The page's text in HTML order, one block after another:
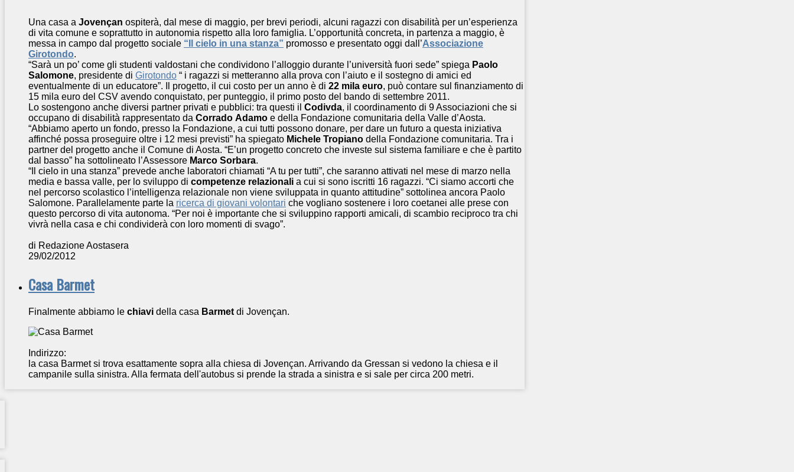
Una casa a Jovençan ospiterà, dal mese di maggio, per brevi periodi, alcuni ragazzi con disabilità per un’esperienza
di vita comune e soprattutto in autonomia rispetto alla loro famiglia. L’opportunità concreta, in partenza a maggio, è
messa in campo dal progetto sociale “Il cielo in una stanza” promosso e presentato oggi dall’Associazione
Girotondo.
“Sarà un po’ come gli studenti valdostani che condividono l’alloggio durante l’università fuori sede” spiega Paolo
Salomone, presidente di Girotondo “ i ragazzi si metteranno alla prova con l’aiuto e il sostegno di amici ed
eventualmente di un educatore”. Il progetto, il cui costo per un anno è di 22 mila euro, può contare sul finanziamento di
15 mila euro del CSV avendo conquistato, per punteggio, il primo posto del bando di settembre 2011.
Lo sostengono anche diversi partner privati e pubblici: tra questi il Codivda, il coordinamento di 9 Associazioni che si
occupano di disabilità rappresentato da Corrado Adamo e della Fondazione comunitaria della Valle d’Aosta.
“Abbiamo aperto un fondo, presso la Fondazione, a cui tutti possono donare, per dare un futuro a questa iniziativa
affinché possa proseguire oltre i 12 mesi previsti” ha spiegato Michele Tropiano della Fondazione comunitaria. Tra i
partner del progetto anche il Comune di Aosta. “E’un progetto concreto che investe sul sistema familiare e che è partito
dal basso” ha sottolineato l’Assessore Marco Sorbara.
“Il cielo in una stanza” prevede anche laboratori chiamati “A tu per tutti”, che saranno attivati nel mese di marzo nella
media e bassa valle, per lo sviluppo di competenze relazionali a cui si sono iscritti 16 ragazzi. “Ci siamo accorti che
nel percorso scolastico l’intelligenza relazionale non viene sviluppata in quanto attitudine” sottolinea ancora Paolo
Salomone. Parallelamente parte la ricerca di giovani volontari che vogliano sostenere i loro coetanei alle prese con
questo percorso di vita autonoma. “Per noi è importante che si sviluppino rapporti amicali, di scambio reciproco tra chi
vivrà nella casa e chi condividerà con loro momenti di svago”.
di Redazione Aostasera
29/02/2012
Casa Barmet
Finalmente abbiamo le chiavi della casa Barmet di Jovençan.
Indirizzo:
la casa Barmet si trova esattamente sopra alla chiesa di Jovençan. Arrivando da Gressan si vedono la chiesa e il
campanile sulla sinistra. Alla fermata dell'autobus si prende la strada a sinistra e si sale per circa 200 metri.